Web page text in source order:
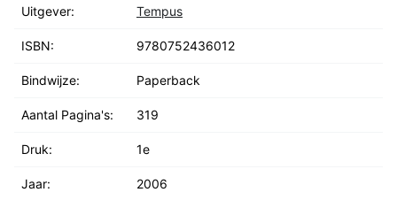
Uitgever: Tempus
ISBN: 9780752436012
Bindwijze: Paperback
Aantal Pagina's: 319
Druk: 1e
Jaar: 2006